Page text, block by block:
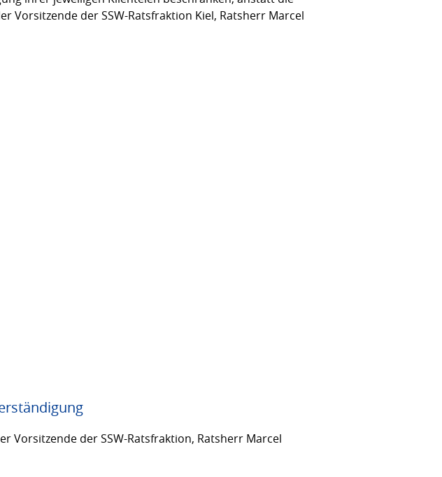
Vorsitzende der SSW-Ratsfraktion Kiel, Ratsherr Marcel
Vorsitzende der SSW-Ratsfraktion, Ratsherr Marcel